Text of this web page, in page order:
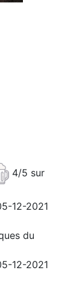
4/5 sur
12-2021
du
12-2021